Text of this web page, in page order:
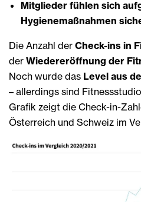
Mitglieder fühlen sich
Hygienemaßnahmen
Die Anzahl der Check-ins in
der Wiedereröffnung der
Noch wurde das Level aus
– allerdings sind
Grafik zeigt die Check-in-
Österreich und Schweiz im